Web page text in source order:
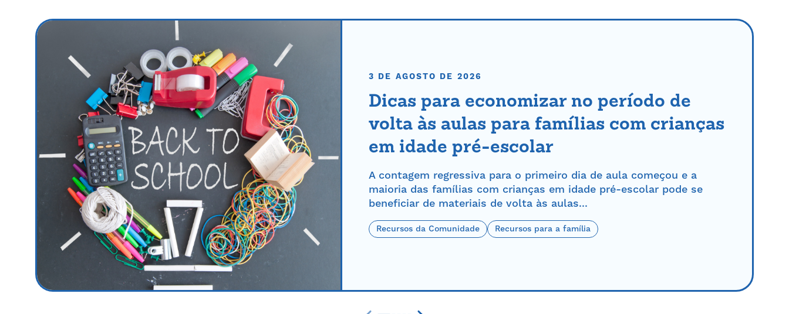
3 DE AGOSTO DE 2026
Dicas para economizar no período de
volta às aulas para famílias com crianças
em idade pré-escolar
A contagem regressiva para o primeiro dia de aula começou e a
maioria das famílias com crianças em idade pré-escolar pode se
beneficiar de materiais de volta às aulas...
Recursos da Comunidade Recursos para a família